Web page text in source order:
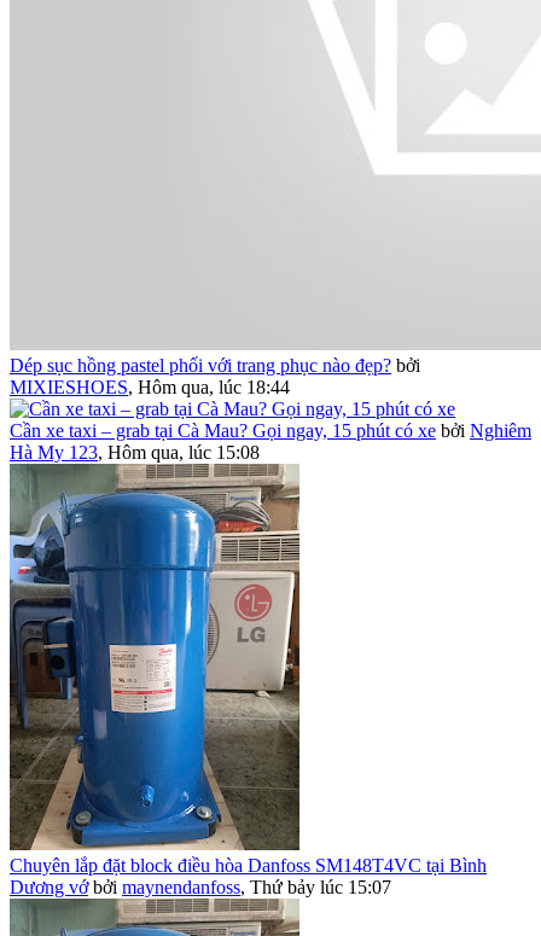
Dép sục hồng pastel phối với trang phục nào đẹp? bởi
MIXIESHOES, Hôm qua, lúc 18:44
Cần xe taxi – grab tại Cà Mau? Gọi ngay, 15 phút có xe bởi Nghiêm
Hà My 123, Hôm qua, lúc 15:08
Chuyên lắp đặt block điều hòa Danfoss SM148T4VC tại Bình
Dương vớ bởi maynendanfoss, Thứ bảy lúc 15:07